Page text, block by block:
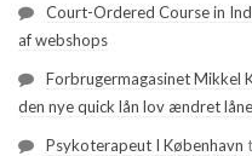
Court-Ordered Course in
af webshops
Forbrugermagasinet Mikkel
den nye quick lån lov ændret
Psykoterapeut I København